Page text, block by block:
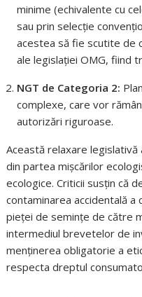
minime (echivalente cu
sau prin selecție
acestea să fie scutite de
ale legislației OMG, fiind
NGT de Categoria 2:
complexe, care vor
autorizări riguroase.
Această relaxare
din partea mișcărilor
ecologice. Criticii susțin că
contaminarea accidentală a
pieței de semințe de către
intermediul brevetelor de
menținerea obligatorie a
respecta dreptul